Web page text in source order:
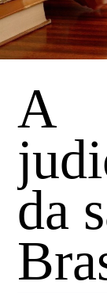
A
da